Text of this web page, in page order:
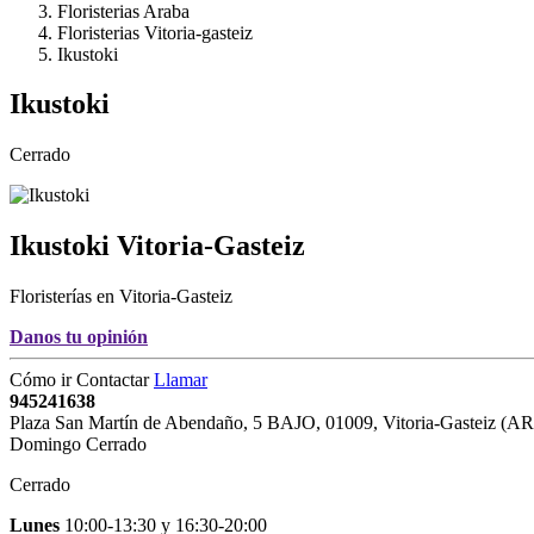
Floristerias Araba
Floristerias Vitoria-gasteiz
Ikustoki
Ikustoki
Cerrado
Ikustoki Vitoria-Gasteiz
Floristerías en Vitoria-Gasteiz
Danos tu opinión
Cómo irContactarLlamar
945241638
Plaza San Martín de Abendaño, 5 BAJO, 01009, Vitoria-Gasteiz (
Domingo Cerrado
Cerrado
Lunes 10:00-13:30 y 16:30-20:00